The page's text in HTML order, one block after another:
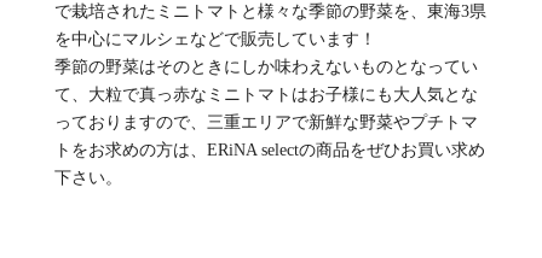
で栽培されたミニトマトと様々な季節の野菜を、東海3県
を中心にマルシェなどで販売しています！
季節の野菜はそのときにしか味わえないものとなってい
て、大粒で真っ赤なミニトマトはお子様にも大人気とな
っておりますので、三重エリアで新鮮な野菜やプチトマ
トをお求めの方は、ERiNA selectの商品をぜひお買い求め
下さい。